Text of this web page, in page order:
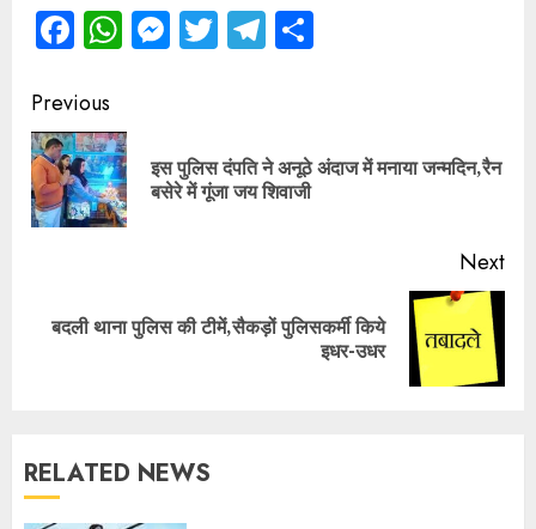
Facebook
WhatsApp
Messenger
TwitterTelegram
Continue
Reading
Previous
इस पुलिस दंपति ने अनूठे अंदाज में मनाया जन्मदिन,रैन
बसेरे में गूंजा जय शिवाजी
Next
Next
बदली थाना पुलिस की टीमें,सैकड़ों पुलिसकर्मी किये
इधर-उधर
RELATED NEWS